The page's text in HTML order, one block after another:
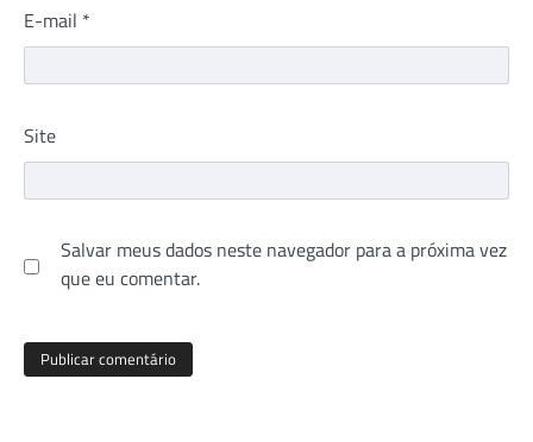
E-mail *
Site
Salvar meus dados neste navegador para a próxima vez
que eu comentar.